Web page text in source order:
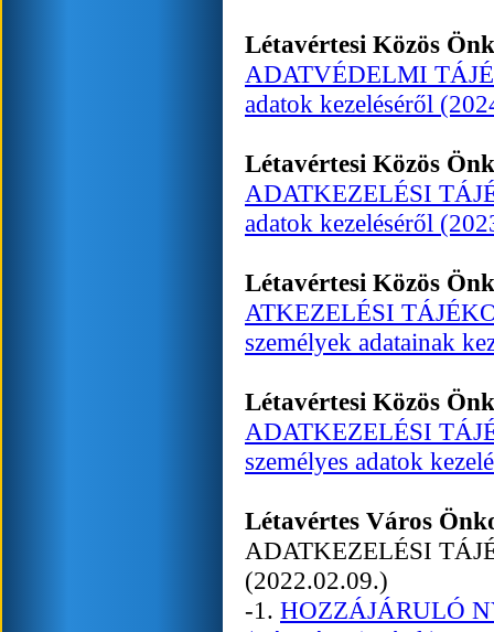
Létavértesi Közös
ADATVÉDELMI
adatok kezeléséről
Létavértesi Közös
ADATKEZELÉSI
adatok kezeléséről
Létavértesi Közös
ATKEZELÉSI
személyek adatainak
Létavértesi Közös
ADATKEZELÉSI
személyes adatok
Létavértes Város
ADATKEZELÉSI
(2022.02.09.)
-1. HOZZÁJÁRULÓ